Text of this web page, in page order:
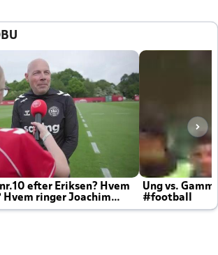
efter Eriksen? Hvem
Hvem ringer Joachim
Ung vs.
#football